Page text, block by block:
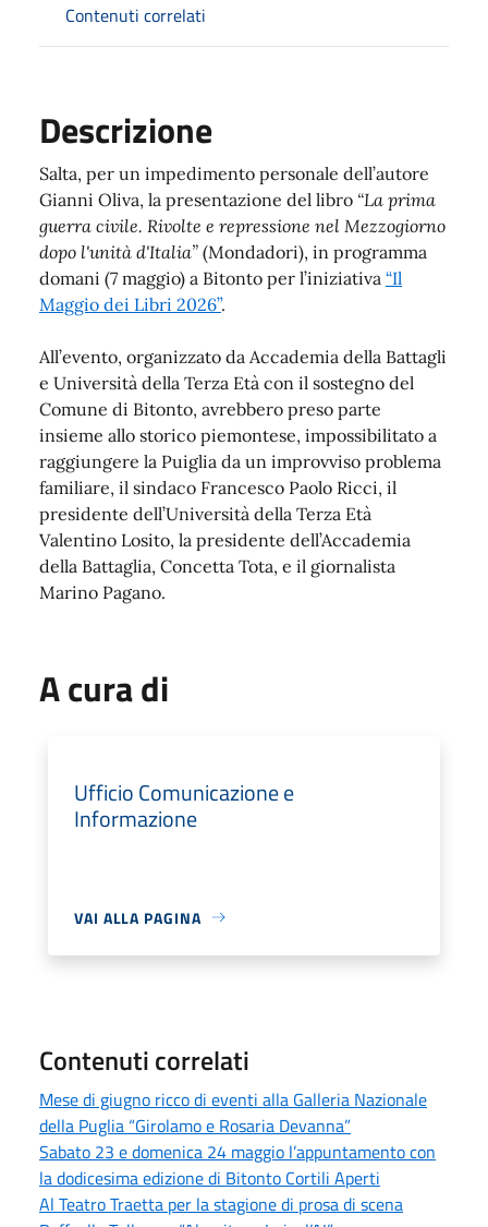
Contenuti correlati
Descrizione
Salta, per un impedimento personale dell’autore
Gianni Oliva, la presentazione del libro “La prima
guerra civile. Rivolte e repressione nel Mezzogiorno
dopo l'unità d'Italia” (Mondadori), in programma
domani (7 maggio) a Bitonto per l’iniziativa “Il
Maggio dei Libri 2026”.
All’evento, organizzato da Accademia della Battagli
e Università della Terza Età con il sostegno del
Comune di Bitonto, avrebbero preso parte
insieme allo storico piemontese, impossibilitato a
raggiungere la Puiglia da un improvviso problema
familiare, il sindaco Francesco Paolo Ricci, il
presidente dell’Università della Terza Età
Valentino Losito, la presidente dell’Accademia
della Battaglia, Concetta Tota, e il giornalista
Marino Pagano.
A cura di
Ufficio Comunicazione e
Informazione
VAI ALLA PAGINA
Contenuti correlati
Mese di giugno ricco di eventi alla Galleria Nazionale
della Puglia “Girolamo e Rosaria Devanna”
Sabato 23 e domenica 24 maggio l’appuntamento con
la dodicesima edizione di Bitonto Cortili Aperti
Al Teatro Traetta per la stagione di prosa di scena